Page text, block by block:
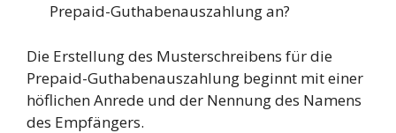
Prepaid-Guthabenauszahlung an?
Die Erstellung des Musterschreibens für die
Prepaid-Guthabenauszahlung beginnt mit einer
höflichen Anrede und der Nennung des Namens
des Empfängers.